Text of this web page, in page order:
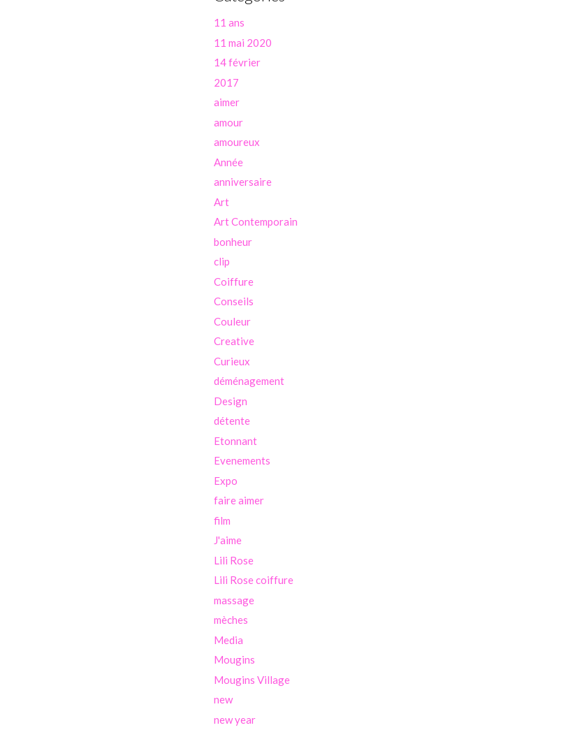
11 ans
11 mai 2020
14 février
2017
aimer
amour
amoureux
Année
anniversaire
Art
Art Contemporain
bonheur
clip
Coiffure
Conseils
Couleur
Creative
Curieux
déménagement
Design
détente
Etonnant
Evenements
Expo
faire aimer
film
J'aime
Lili Rose
Lili Rose coiffure
massage
mèches
Media
Mougins
Mougins Village
new
new year